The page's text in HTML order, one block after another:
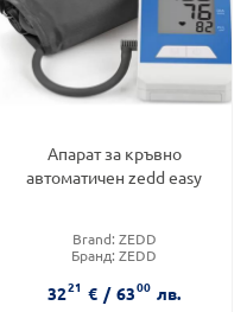
Апарат за кръвно
автоматичен zedd easy
Brand: ZEDD
Бранд: ZEDD
3221 € / 6300 лв.